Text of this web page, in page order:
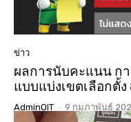
ข่าว
ผลการนับคะแนน ก
แบบแบ่งเขตเลือกตั้
AdminOIT - 9 กุมภาพันธ์